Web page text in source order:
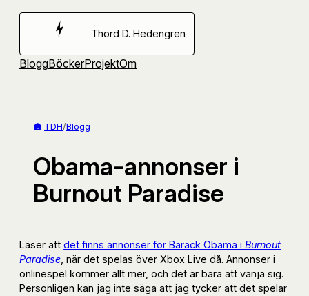
Hoppa
Thord D. Hedengren
BloggBöckerProjektOm
TDH/Blogg
Obama-annonser i
Burnout Paradise
Läser att det finns annonser för Barack Obama i Burnout
Paradise , när det spelas över Xbox Live då. Annonser i
onlinespel kommer allt mer, och det är bara att vänja sig.
Personligen kan jag inte säga att jag tycker att det spelar